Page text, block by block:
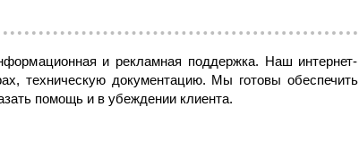
и рекламная поддержка. Наш интернет-
техническую документацию. Мы готовы обеспечить
помощь и в убеждении клиента.